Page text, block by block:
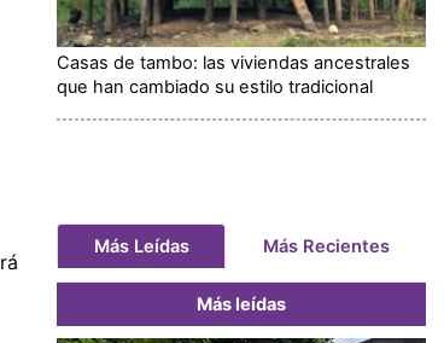
Casas de tambo: las viviendas ancestrales
que han cambiado su estilo tradicional
Más Leídas Más Recientes
Más leídas